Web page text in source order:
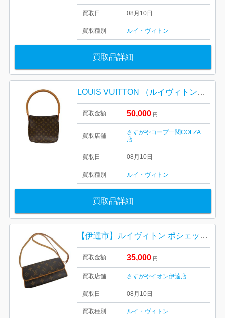
買取日 08月10日
買取種別 ルイ・ヴィトン
買取品詳細
LOUIS VUITTON （ルイヴィトン） ルーピングMM モノグラム・キャンバス ワンショルダーバッグ
買取金額 50,000 円
買取店舗
さすがやコープ一関COLZA
店
買取日 08月10日
買取種別 ルイ・ヴィトン
買取品詳細
【伊達市】ルイヴィトン ポシェットツインを買取しました！
買取金額 35,000 円
買取店舗 さすがやイオン伊達店
買取日 08月10日
買取種別 ルイ・ヴィトン